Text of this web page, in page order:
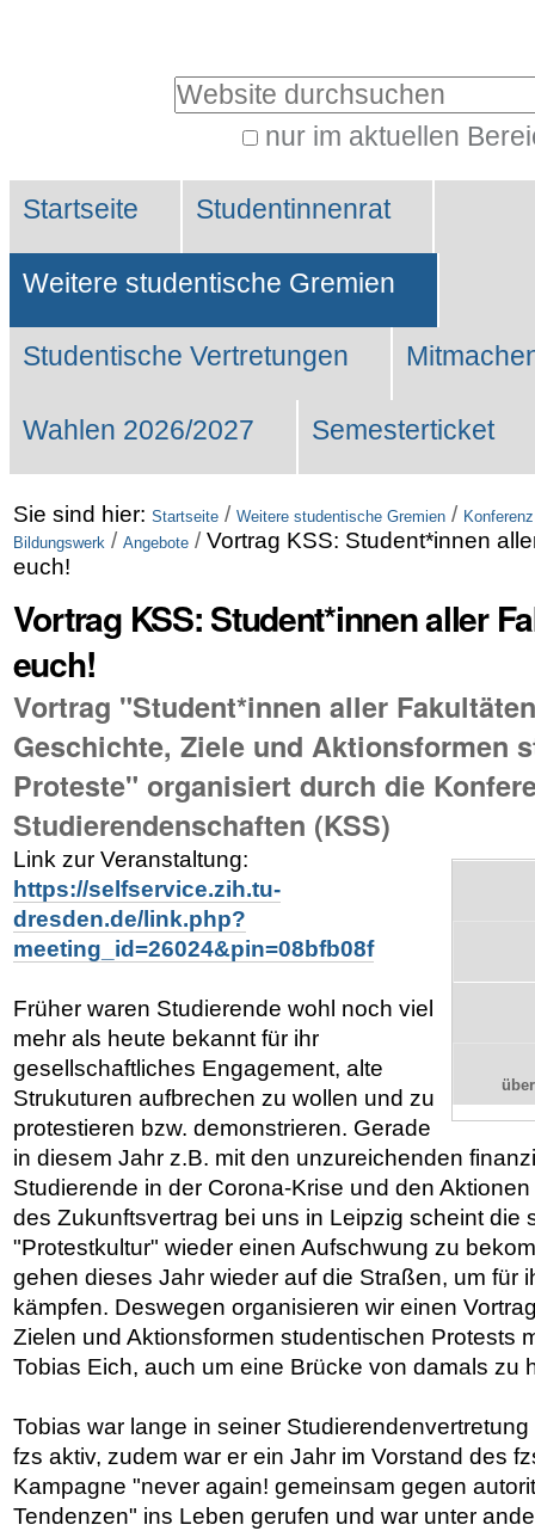
Website durchsuchen
nur im aktuellen
Suche…
Sektionen
Startseite Studentinnenrat
Weitere studentische Gremien
Studentische Vertretungen
Wahlen 2026/2027 Semesterticket
Sie sind hier: Startseite / Weitere studentische Gremien /
Bildungswerk / Angebote / Vortrag KSS: Student*innen
euch!
Vortrag KSS: Student*innen aller
euch!
Vortrag "Student*innen aller
Geschichte, Ziele und Aktionsformen
Proteste" organisiert durch die
Studierendenschaften (KSS)
Link zur Veranstaltung:
https://selfservice.zih.tu-
dresden.de/link.php?
meeting_id=26024&pin=08bfb08f
Früher waren Studierende wohl noch viel
mehr als heute bekannt für ihr
gesellschaftliches Engagement, alte
Strukuturen aufbrechen zu wollen und zu
protestieren bzw. demonstrieren. Gerade
in diesem Jahr z.B. mit den unzureichenden
Studierende in der Corona-Krise und den
des Zukunftsvertrag bei uns in Leipzig scheint die
"Protestkultur" wieder einen Aufschwung zu
gehen dieses Jahr wieder auf die Straßen, um für
kämpfen. Deswegen organisieren wir einen
Zielen und Aktionsformen studentischen Protests
Tobias Eich, auch um eine Brücke von damals zu
Tobias war lange in seiner
fzs aktiv, zudem war er ein Jahr im Vorstand des
Kampagne "never again! gemeinsam gegen
Tendenzen" ins Leben gerufen und war unter